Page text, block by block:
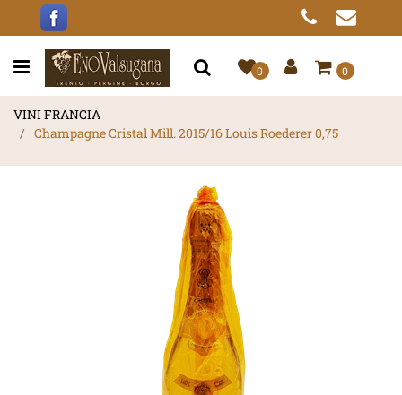
Open menu 0 0
VINI FRANCIA
Champagne Cristal Mill. 2015/16 Louis Roederer 0,75